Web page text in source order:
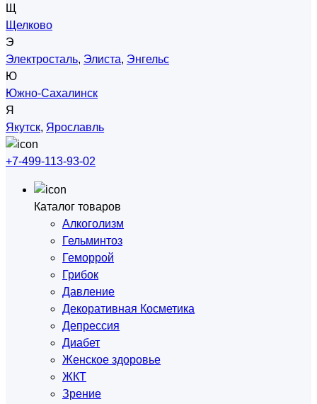
Щ
Щелково
Э
Электросталь, Элиста, Энгельс
Ю
Южно-Сахалинск
Я
Якутск, Ярославль
+7-499-113-93-02
Каталог товаров
Алкоголизм
Гельминтоз
Геморрой
Грибок
Давление
Декоративная Косметика
Депрессия
Диабет
Женское здоровье
ЖКТ
Зрение